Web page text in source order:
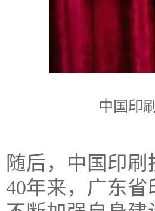
中国印
随后，中国印
40年来，广东